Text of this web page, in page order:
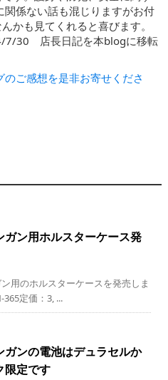
係ない話も混じりますがお付
かも見てくれると喜びます。
7/30 店長日記を本blogに移転
ご感想を是非お寄せくださ
ガン用ホルスターケース発
用のホルスターケースを発売しま
365定価：3, ...
ガンの電池はデュラセルか
限定です